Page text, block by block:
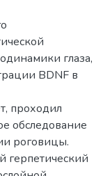
глаза,
BDNF в
проходил
обследование
роговицы.